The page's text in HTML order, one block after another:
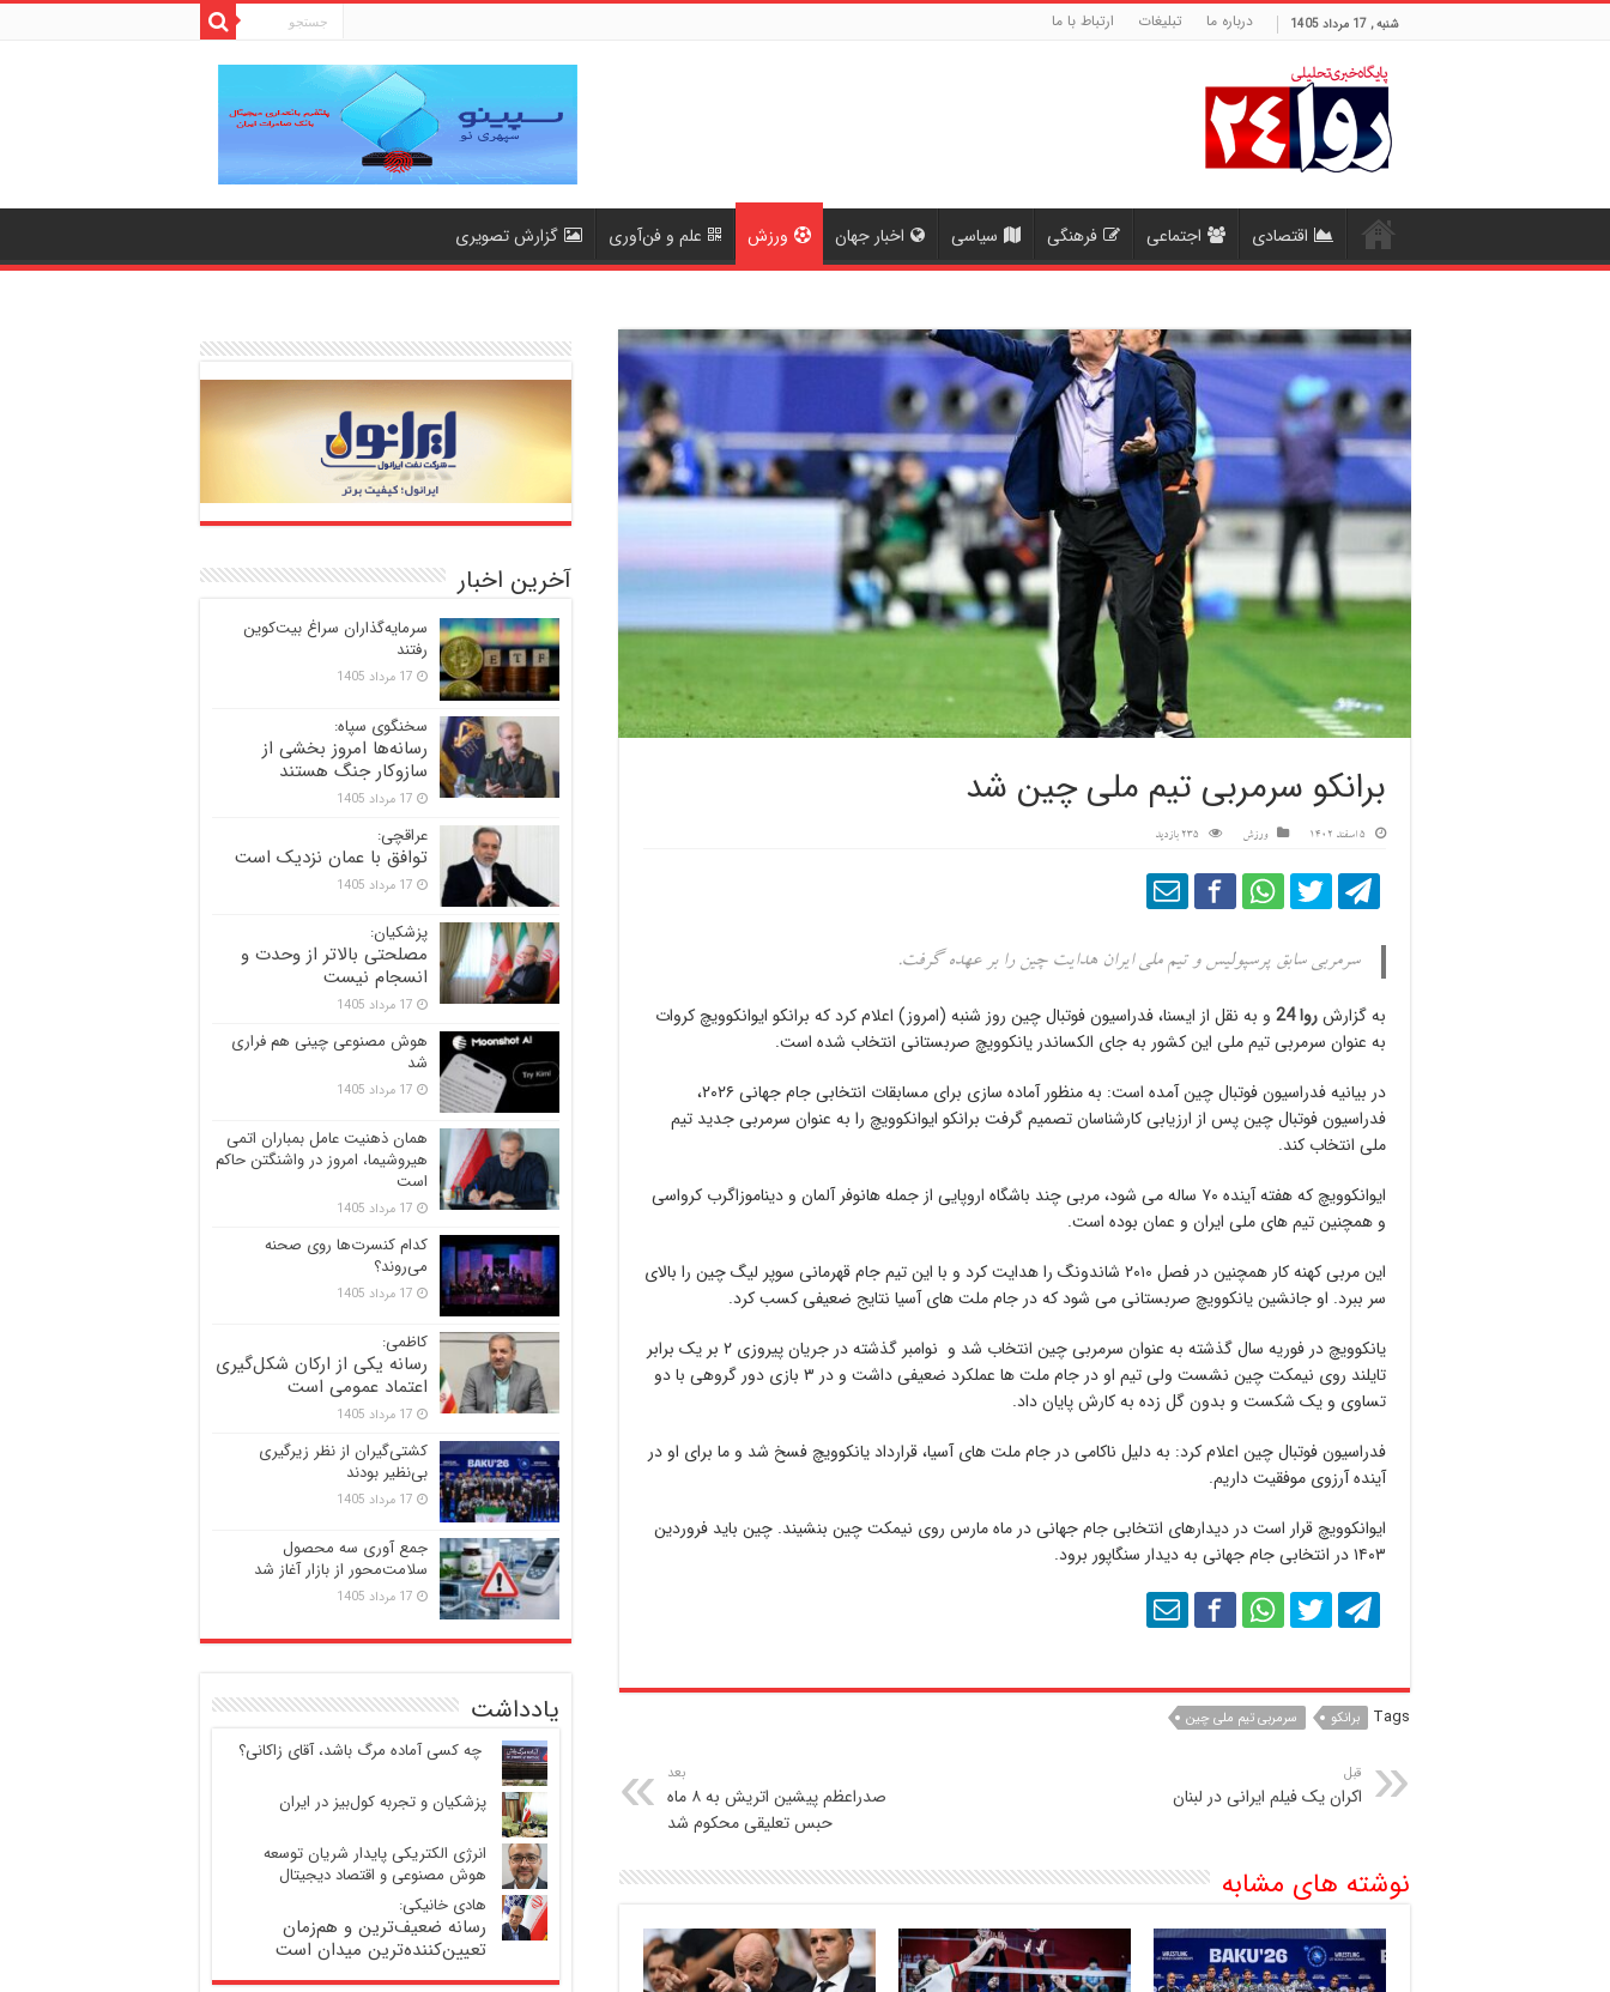
شنبه , 17 مرداد 1405 درباره ما تبلیغات ارتباط با ما
اقتصادی اجتماعی فرهنگی سیاسی اخبار جهان ورزش علم و فن‌آوری گزارش تصویری
برانکو سرمربی تیم ملی چین شد
5 اسفند 1402 ورزش 235 بازدید
سرمربی سابق پرسپولیس و تیم ملی ایران هدایت چین را بر عهده گرفت.
به گزارشروا 24
و به نقل از ایسنا، فدراسیون فوتبال چین روز شنبه (امروز) اعلام کرد که برانکو ایوانکوویچ کروات
به عنوان سرمربی تیم ملی این کشور به جای الکساندر یانکوویچ صربستانی انتخاب شده است.
در بیانیه فدراسیون فوتبال چین آمده است: به منظور آماده سازی برای مسابقات انتخابی جام جهانی ۲۰۲۶،
فدراسیون فوتبال چین پس از ارزیابی کارشناسان تصمیم گرفت برانکو ایوانکوویچ را به عنوان سرمربی جدید تیم
ملی انتخاب کند.
ایوانکوویچ که هفته آینده ۷۰ ساله می شود، مربی چند باشگاه اروپایی از جمله هانوفر آلمان و دیناموزاگرب کرواسی
و همچنین تیم های ملی ایران و عمان بوده است.
این مربی کهنه کار همچنین در فصل ۲۰۱۰ شاندونگ را هدایت کرد و با این تیم جام قهرمانی سوپر لیگ چین را بالای
سر ببرد. او جانشین یانکوویچ صربستانی می شود که در جام ملت های آسیا نتایج ضعیفی کسب کرد.
یانکوویچ در فوریه سال گذشته به عنوان سرمربی چین انتخاب شد و نوامبر گذشته در جریان پیروزی ۲ بر یک برابر
تایلند روی نیمکت چین نشست ولی تیم او در جام ملت ها عملکرد ضعیفی داشت و در ۳ بازی دور گروهی با دو
تساوی و یک شکست و بدون گل زده به کارش پایان داد.
فدراسیون فوتبال چین اعلام کرد: به دلیل ناکامی در جام ملت های آسیا، قرارداد یانکوویچ فسخ شد و ما برای او در
آینده آرزوی موفقیت داریم.
ایوانکوویچ قرار است در دیدارهای انتخابی جام جهانی در ماه مارس روی نیمکت چین بنشیند. چین باید فروردین
۱۴۰۳ در انتخابی جام جهانی به دیدار سنگاپور برود.
Tags برانکو سرمربی تیم ملی چین
قبل
اکران یک فیلم ایرانی در لبنان
بعد
صدراعظم پیشین اتریش به ۸ ماه
حبس تعلیقی محکوم شد
نوشته های مشابه
آخرین اخبار
سرمایه‌گذاران سراغ بیت‌کوین
رفتند
17 مرداد 1405
سخنگوی سپاه:
رسانه‌ها امروز بخشی از
سازوکار جنگ هستند
17 مرداد 1405
عراقچی:
توافق با عمان نزدیک است
17 مرداد 1405
پزشکیان:
مصلحتی بالاتر از وحدت و
انسجام نیست
17 مرداد 1405
هوش مصنوعی چینی هم فراری
شد
17 مرداد 1405
همان ذهنیت عامل بمباران اتمی
هیروشیما، امروز در واشنگتن حاکم
است
17 مرداد 1405
کدام کنسرت‌ها روی صحنه
می‌روند؟
17 مرداد 1405
کاظمی:
رسانه یکی از ارکان شکل‌گیری
اعتماد عمومی است
17 مرداد 1405
کشتی‌گیران از نظر زیرگیری
بی‌نظیر بودند
17 مرداد 1405
جمع آوری سه محصول
سلامت‌محور از بازار آغاز شد
17 مرداد 1405
یادداشت
‍ چه کسی آماده مرگ باشد، آقای زاکانی؟
پزشکیان و تجربه کول‌بیز در ایران
انرژی الکتریکی پایدار شریان توسعه
هوش مصنوعی و اقتصاد دیجیتال
هادی خانیکی:
رسانه ضعیف‌ترین و هم‌زمان
تعیین‌کننده‌ترین میدان است